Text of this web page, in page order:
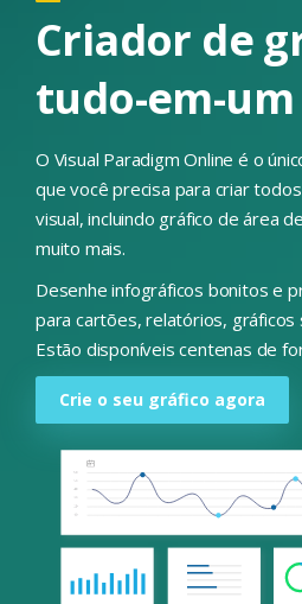
Criador de
tudo-em-um
O Visual Paradigm Online é o
que você precisa para criar
visual, incluindo gráfico de área
muito mais.
Desenhe infográficos bonitos e
para cartões, relatórios, gráficos
Estão disponíveis centenas de
Crie o seu gráfico agora